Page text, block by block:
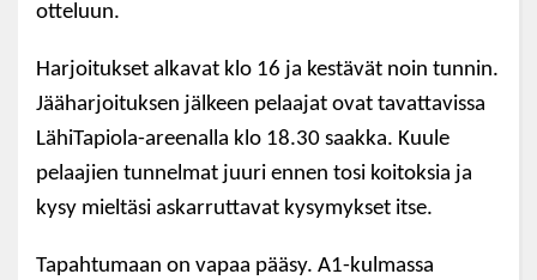
otteluun.
Harjoitukset alkavat klo 16 ja kestävät noin tunnin.
Jääharjoituksen jälkeen pelaajat ovat tavattavissa
LähiTapiola-areenalla klo 18.30 saakka. Kuule
pelaajien tunnelmat juuri ennen tosi koitoksia ja
kysy mieltäsi askarruttavat kysymykset itse.
Tapahtumaan on vapaa pääsy. A1-kulmassa